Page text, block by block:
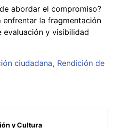
abordar el compromiso?
enfrentar la fragmentación
y visibilidad
ciudadana Rendición de
y Cultura